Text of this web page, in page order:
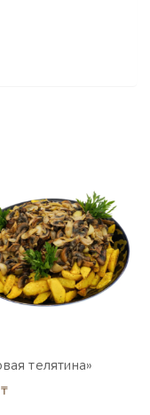
телятина»
₸